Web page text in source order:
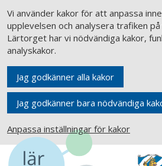
Vi använder kakor för att anpassa
upplevelsen och analysera trafiken
Lärtorget har vi nödvändiga kakor,
analyskakor.
Jag godkänner alla kakor
Jag godkänner bara nödvändiga
Anpassa inställningar för kakor